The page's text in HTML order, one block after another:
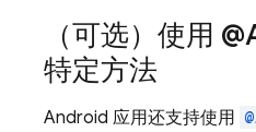
（可选）使用
特定方法
Android 应用还支持使用